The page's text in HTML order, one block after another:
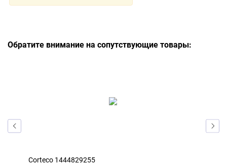
Обратите внимание на сопутствующие товары:
Corteco 1444829255